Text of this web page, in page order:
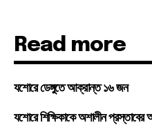
Read more
যশোরে ডেঙ্গুতে আক্রান্ত ১৬ জন
যশোরে শিক্ষিকাকে অশালীন